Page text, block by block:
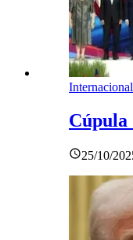
Internacional
Cúpula
25/10/